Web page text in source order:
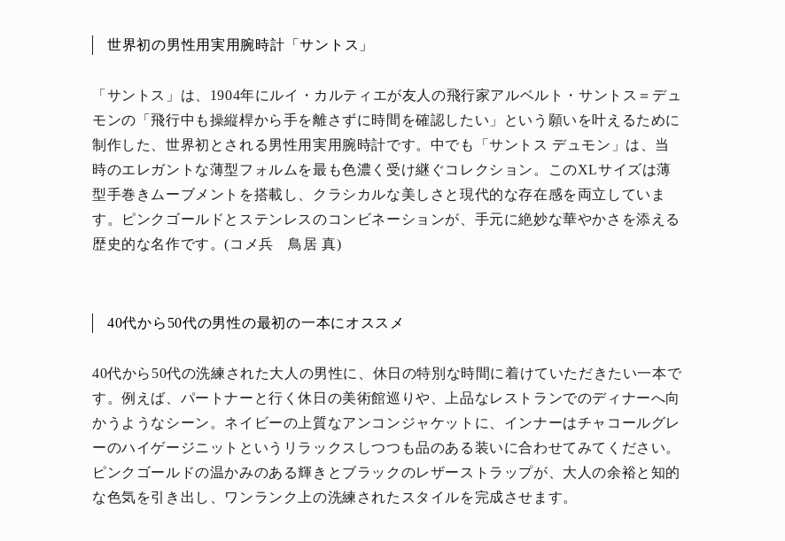
世界初の男性用実用腕時計「サントス」
「サントス」は、1904年にルイ・カルティエが友人の飛行家アルベルト・サントス＝デュ
モンの「飛行中も操縦桿から手を離さずに時間を確認したい」という願いを叶えるために
制作した、世界初とされる男性用実用腕時計です。中でも「サントス デュモン」は、当
時のエレガントな薄型フォルムを最も色濃く受け継ぐコレクション。このXLサイズは薄
型手巻きムーブメントを搭載し、クラシカルな美しさと現代的な存在感を両立していま
す。ピンクゴールドとステンレスのコンビネーションが、手元に絶妙な華やかさを添える
歴史的な名作です。(コメ兵 鳥居 真)
40代から50代の男性の最初の一本にオススメ
40代から50代の洗練された大人の男性に、休日の特別な時間に着けていただきたい一本で
す。例えば、パートナーと行く休日の美術館巡りや、上品なレストランでのディナーへ向
かうようなシーン。ネイビーの上質なアンコンジャケットに、インナーはチャコールグレ
ーのハイゲージニットというリラックスしつつも品のある装いに合わせてみてください。
ピンクゴールドの温かみのある輝きとブラックのレザーストラップが、大人の余裕と知的
な色気を引き出し、ワンランク上の洗練されたスタイルを完成させます。